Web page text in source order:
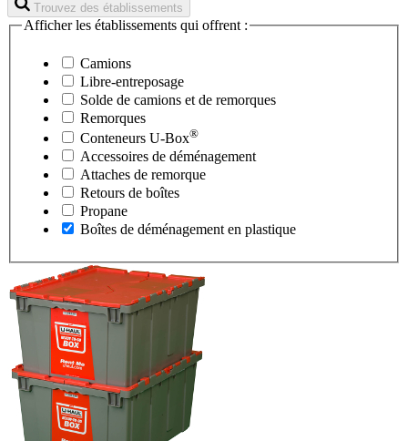
Trouvez des établissements
Afficher les établissements qui offrent :
Camions
Libre-entreposage
Solde de camions et de remorques
Remorques
Conteneurs U-Box®
Accessoires de déménagement
Attaches de remorque
Retours de boîtes
Propane
Boîtes de déménagement en plastique